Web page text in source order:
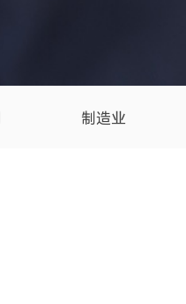
制造业